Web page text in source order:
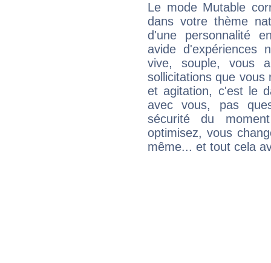
Le mode Mutable
dans votre thème
d'une personnalité
avide d'expériences
vive, souple, vous
sollicitations que vous
et agitation, c'est le
avec vous, pas
sécurité du
optimisez, vous
même... et tout cela